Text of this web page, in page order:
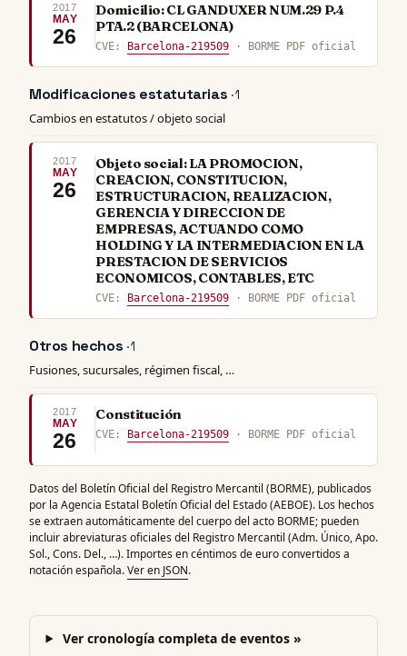
2017
MAY
26
Domicilio: CL GANDUXER NUM.29 P.4
PTA.2 (BARCELONA)
CVE: Barcelona-219509 · BORME PDF oficial
Modificaciones estatutarias · 1
Cambios en estatutos / objeto social
2017
MAY
26
Objeto social: LA PROMOCION,
CREACION, CONSTITUCION,
ESTRUCTURACION, REALIZACION,
GERENCIA Y DIRECCION DE
EMPRESAS, ACTUANDO COMO
HOLDING Y LA INTERMEDIACION EN LA
PRESTACION DE SERVICIOS
ECONOMICOS, CONTABLES, ETC
CVE: Barcelona-219509 · BORME PDF oficial
Otros hechos · 1
Fusiones, sucursales, régimen fiscal, …
2017
MAY
26
Constitución
CVE: Barcelona-219509 · BORME PDF oficial
Datos del Boletín Oficial del Registro Mercantil (BORME), publicados
por la Agencia Estatal Boletín Oficial del Estado (AEBOE). Los hechos
se extraen automáticamente del cuerpo del acto BORME; pueden
incluir abreviaturas oficiales del Registro Mercantil (Adm. Único, Apo.
Sol., Cons. Del., …). Importes en céntimos de euro convertidos a
notación española.Ver en JSON.
Ver cronología completa de eventos »